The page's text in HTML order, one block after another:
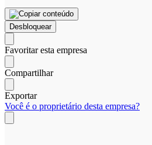
Desbloquear
Favoritar esta empresa
Compartilhar
Exportar
Você é o proprietário desta empresa?